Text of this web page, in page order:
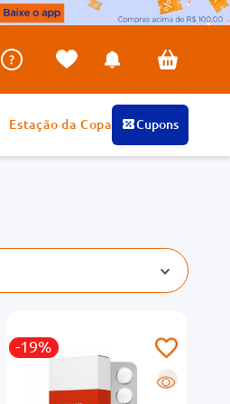
Estação da Copa Cupons
-19%
R